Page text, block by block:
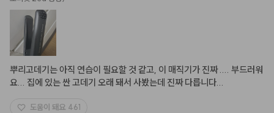
뿌리고데기는 아직 연습이 필요할 것 같고, 이 매직기가 진짜 .... 부드러워
요... 집에 있는 싼 고데기 오래 돼서 사봤는데 진짜 다릅니다...
도움이 돼요 461